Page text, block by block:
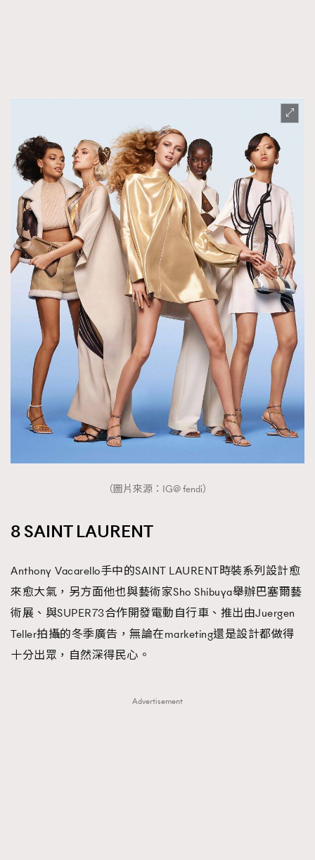
（圖片來源：IG@ fendi）
8 SAINT LAURENT
Anthony Vacarello手中的SAINT LAURENT時裝系列設計愈
來愈大氣，另方面他也與藝術家Sho Shibuya舉辦巴塞爾藝
術展、與SUPER73合作開發電動自行車、推出由Juergen
Teller拍攝的冬季廣告，無論在marketing還是設計都做得
十分出眾，自然深得民心。
Advertisement